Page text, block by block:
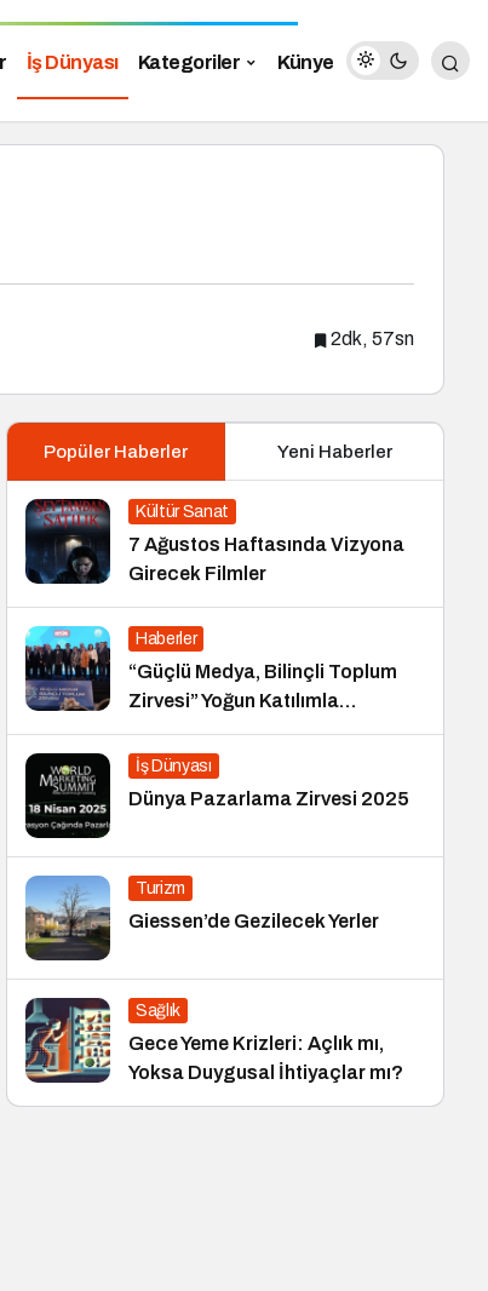
İş Dünyası Kategoriler Künye
2dk, 57sn
Popüler Haberler Yeni Haberler
Kültür Sanat
7 Ağustos Haftasında Vizyona
Girecek Filmler
Haberler
“Güçlü Medya, Bilinçli Toplum
Zirvesi” Yoğun Katılımla
Gerçekleşti
İş Dünyası
Dünya Pazarlama Zirvesi 2025
Turizm
Giessen’de Gezilecek Yerler
Sağlık
Gece Yeme Krizleri: Açlık mı,
Yoksa Duygusal İhtiyaçlar mı?